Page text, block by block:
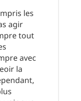
les
agir
tout
avec
la